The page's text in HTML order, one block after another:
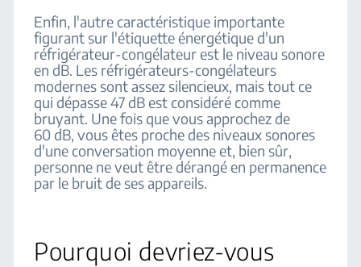
Enfin, l'autre caractéristique importante
figurant sur l'étiquette énergétique d'un
réfrigérateur-congélateur est le niveau sonore
en dB. Les réfrigérateurs-congélateurs
modernes sont assez silencieux, mais tout ce
qui dépasse 47 dB est considéré comme
bruyant. Une fois que vous approchez de
60 dB, vous êtes proche des niveaux sonores
d'une conversation moyenne et, bien sûr,
personne ne veut être dérangé en permanence
par le bruit de ses appareils.
Pourquoi devriez-vous